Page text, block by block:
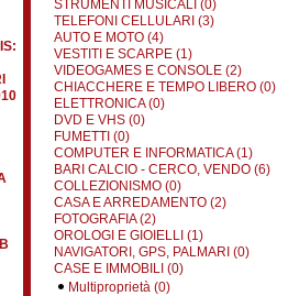
STRUMENTI MUSICALI (0)
TELEFONI CELLULARI (3)
AUTO E MOTO (4)
VESTITI E SCARPE (1)
VIDEOGAMES E CONSOLE (2)
CHIACCHERE E TEMPO LIBERO (0)
ELETTRONICA (0)
DVD E VHS (0)
FUMETTI (0)
COMPUTER E INFORMATICA (1)
BARI CALCIO - CERCO, VENDO (6)
COLLEZIONISMO (0)
CASA E ARREDAMENTO (2)
FOTOGRAFIA (2)
OROLOGI E GIOIELLI (1)
NAVIGATORI, GPS, PALMARI (0)
CASE E IMMOBILI (0)
Multiproprietà (0)